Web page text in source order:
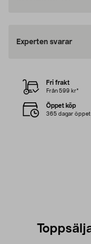
Experten svarar
Fri frakt
Från 599 kr*
Öppet köp
365 dagar öppet